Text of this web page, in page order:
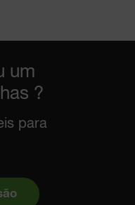
um
?
para